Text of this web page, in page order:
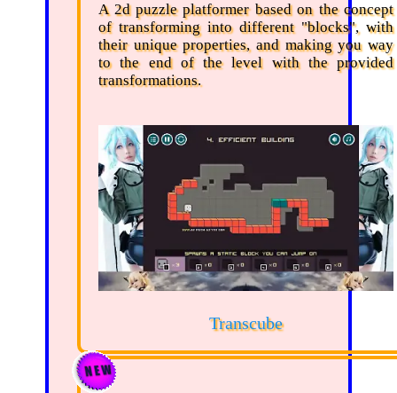
A 2d puzzle platformer based on the concept
of transforming into different "blocks", with
their unique properties, and making you way
to the end of the level with the provided
transformations.
Transcube